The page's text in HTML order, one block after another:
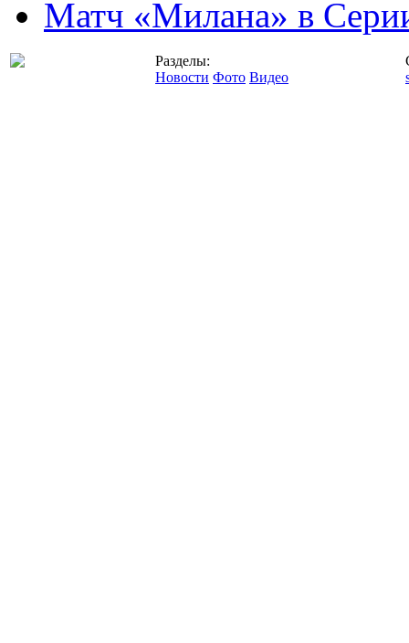
Матч «Милана» в
Разделы:
Новости Фото Видео